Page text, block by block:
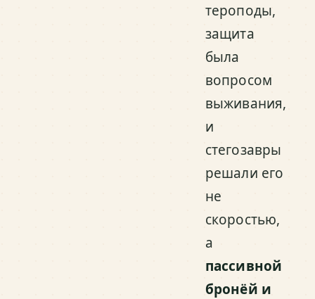
тероподы,
защита
была
вопросом
выживания,
и
стегозавры
решали его
не
скоростью,
а
пассивной
бронёй и